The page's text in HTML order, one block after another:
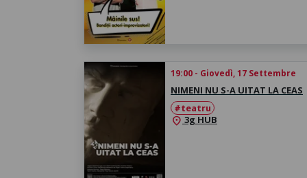
19:00 - Giovedì, 17 Settembre
NIMENI NU S-A UITAT LA CEAS
#teatru
location_on 3g HUB